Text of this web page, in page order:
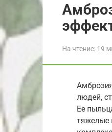
На чтение: 19
людей,
Ее
тяжелые